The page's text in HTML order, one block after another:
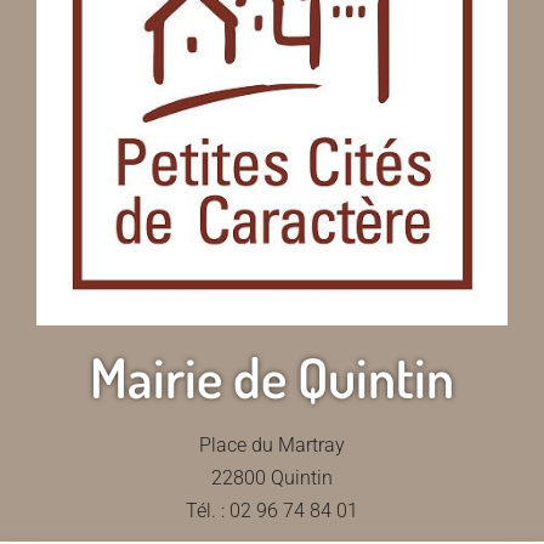
Mairie de Quintin
Place du Martray
22800 Quintin
Tél. : 02 96 74 84 01